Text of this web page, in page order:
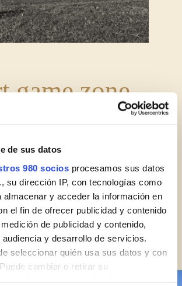
de sus datos
980 socios procesamos sus datos
su dirección IP, con tecnologías como
almacenar y acceder la información en
el fin de ofrecer publicidad y contenido
de publicidad y contenido,
y desarrollo de servicios.
seleccionar quién usa sus datos y con
cambiar o retirar su
game zone
Golf practice area also hasa very
a green with a diverse typology
different obstacles
short game in different situations.